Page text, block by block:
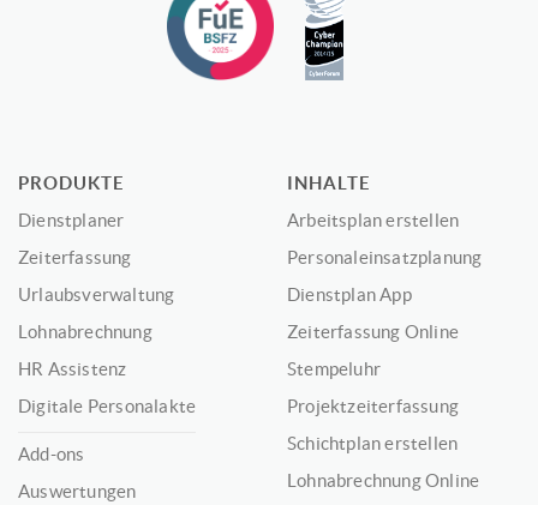
PRODUKTE
Dienstplaner
Zeiterfassung
Urlaubsverwaltung
Lohnabrechnung
HR Assistenz
Digitale Personalakte
Add-ons
Auswertungen
INHALTE
Arbeitsplan erstellen
Personaleinsatzplanung
Dienstplan App
Zeiterfassung Online
Stempeluhr
Projektzeiterfassung
Schichtplan erstellen
Lohnabrechnung Online